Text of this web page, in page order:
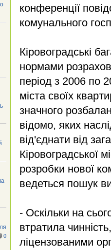
конференції
комунального
Кіровоградські
нормами
період з 2006 по
міста своїх
значного
відомо, яких
від'єднати від
Кіровоградської
розробки нової
ведеться пошук
- Оскільки на
втратила
ліцензованими
0